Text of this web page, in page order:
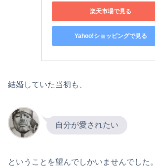
楽天市場で見る
Yahoo!ショッピングで見る
結婚していた当初も、
自分が愛されたい
ということを望んでしかいませんでした。